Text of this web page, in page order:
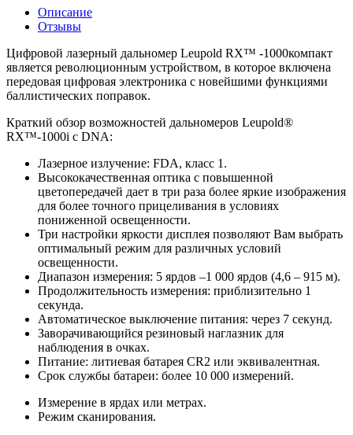
Описание
Отзывы
Цифровой лазерный дальномер Leupold RX™ -1000компакт
является революционным устройством, в которое включена
передовая цифровая электроника с новейшими функциями
баллистических поправок.
Краткий обзор возможностей дальномеров Leupold®
RX™-1000i с DNA:
Лазерное излучение: FDA, класс 1.
Высококачественная оптика с повышенной
цветопередачей дает в три раза более яркие изображения
для более точного прицеливания в условиях
пониженной освещенности.
Три настройки яркости дисплея позволяют Вам выбрать
оптимальный режим для различных условий
освещенности.
Диапазон измерения: 5 ярдов –1 000 ярдов (4,6 – 915 м).
Продолжительность измерения: приблизительно 1
секунда.
Автоматическое выключение питания: через 7 секунд.
Заворачивающийся резиновый наглазник для
наблюдения в очках.
Питание: литиевая батарея CR2 или эквивалентная.
Срок службы батареи: более 10 000 измерений.
Измерение в ярдах или метрах.
Режим сканирования.